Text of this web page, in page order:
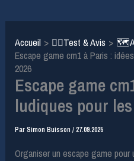
Accueil 🕵️‍♂️Test & Avis
Escape game cm1 à Paris :
2026
Escape game
ludiques pour
ParSimon Buisson/27.09.2025
Organiser un escape game pour